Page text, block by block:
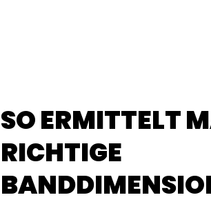
SO ERMITTELT
RICHTIGE